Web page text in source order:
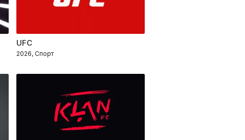
UFC
2026, Спорт